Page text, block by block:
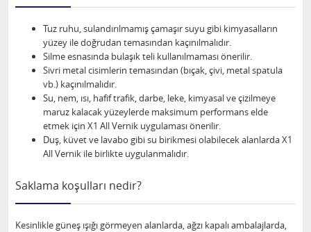
Tuz ruhu, sulandırılmamış çamaşır suyu gibi kimyasalların
yüzey ile doğrudan temasından kaçınılmalıdır.
Silme esnasında bulaşık teli kullanılmaması önerilir.
Sivri metal cisimlerin temasından (bıçak, çivi, metal spatula
vb.) kaçınılmalıdır.
Su, nem, ısı, hafif trafik, darbe, leke, kimyasal ve çizilmeye
maruz kalacak yüzeylerde maksimum performans elde
etmek için X1 All Vernik uygulaması önerilir.
Duş, küvet ve lavabo gibi su birikmesi olabilecek alanlarda X1
All Vernik ile birlikte uygulanmalıdır.
Saklama koşulları nedir?
Kesinlikle güneş ışığı görmeyen alanlarda, ağzı kapalı ambalajlarda,